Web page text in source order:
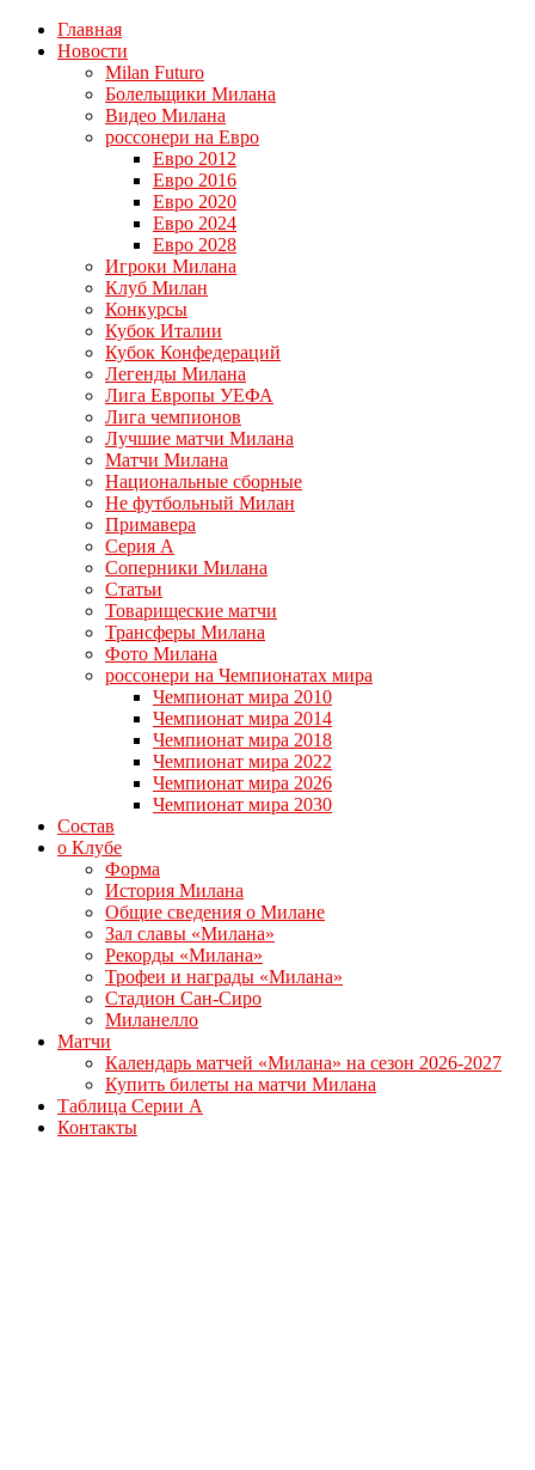
Главная
Новости
Milan Futuro
Болельщики Милана
Видео Милана
россонери на Евро
Евро 2012
Евро 2016
Евро 2020
Евро 2024
Евро 2028
Игроки Милана
Клуб Милан
Конкурсы
Кубок Италии
Кубок Конфедераций
Легенды Милана
Лига Европы УЕФА
Лига чемпионов
Лучшие матчи Милана
Матчи Милана
Национальные сборные
Не футбольный Милан
Примавера
Серия А
Соперники Милана
Статьи
Товарищеские матчи
Трансферы Милана
Фото Милана
россонери на Чемпионатах мира
Чемпионат мира 2010
Чемпионат мира 2014
Чемпионат мира 2018
Чемпионат мира 2022
Чемпионат мира 2026
Чемпионат мира 2030
Состав
о Клубе
Форма
История Милана
Общие сведения о Милане
Зал славы «Милана»
Рекорды «Милана»
Трофеи и награды «Милана»
Стадион Сан-Сиро
Миланелло
Матчи
Календарь матчей «Милана» на сезон 2026-2027
Купить билеты на матчи Милана
Таблица Серии А
Контакты